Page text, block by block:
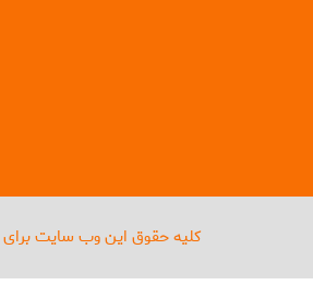
کلیه حقوق این وب سایت